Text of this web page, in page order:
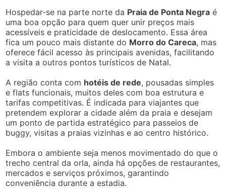
Hospedar-se na parte norte da Praia de Ponta Negra é
uma boa opção para quem quer unir preços mais
acessíveis e praticidade de deslocamento. Essa área
fica um pouco mais distante do Morro do Careca, mas
oferece fácil acesso às principais avenidas, facilitando
a visita a outros pontos turísticos de Natal.
A região conta com hotéis de rede, pousadas simples
e flats funcionais, muitos deles com boa estrutura e
tarifas competitivas. É indicada para viajantes que
pretendem explorar a cidade além da praia e desejam
um ponto de partida estratégico para passeios de
buggy, visitas a praias vizinhas e ao centro histórico.
Embora o ambiente seja menos movimentado do que o
trecho central da orla, ainda há opções de restaurantes,
mercados e serviços próximos, garantindo
conveniência durante a estadia.